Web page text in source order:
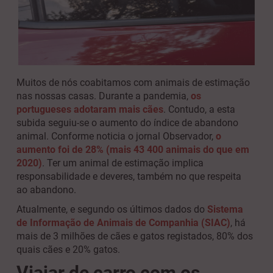
Muitos de nós coabitamos com animais de estimação
nas nossas casas. Durante a pandemia, os
portugueses adotaram mais cães . Contudo, a esta
subida seguiu-se o aumento do índice de abandono
animal. Conforme noticia o jornal Observador, o
aumento foi de 28% (mais 43 400 animais do que em
2020) . Ter um animal de estimação implica
responsabilidade e deveres, também no que respeita
ao abandono.
Atualmente, e segundo os últimos dados do Sistema
de Informação de Animais de Companhia (SIAC), há
mais de 3 milhões de cães e gatos registados, 80% dos
quais cães e 20% gatos.